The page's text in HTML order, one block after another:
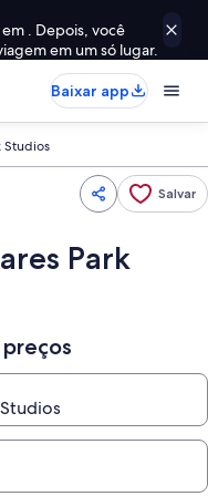
. Depois, você
em um só lugar.
Baixar app
Studios
Salvar
Park